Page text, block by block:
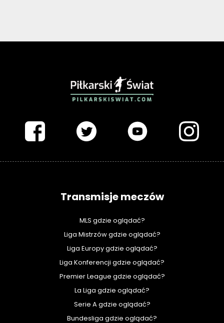
Transmisje meczów
MLS gdzie oglądać?
Liga Mistrzów gdzie oglądać?
Liga Europy gdzie oglądać?
Liga Konferencji gdzie oglądać?
Premier League gdzie oglądać?
La Liga gdzie oglądać?
Serie A gdzie oglądać?
Bundesliga gdzie oglądać?